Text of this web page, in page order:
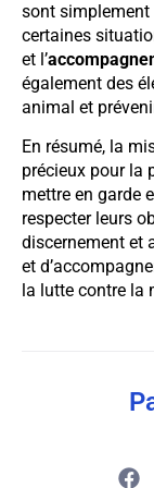
sont
certaines
et l’
également des
animal et
En résumé, la
précieux pour la
mettre en garde
respecter leurs
discernement et
et
la lutte contre la